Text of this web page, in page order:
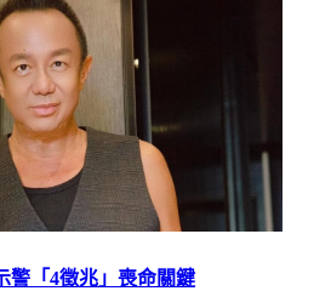
警「4徵兆」喪命關鍵